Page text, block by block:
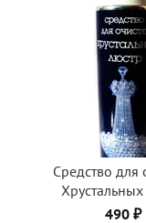
Средство для
490 ₽